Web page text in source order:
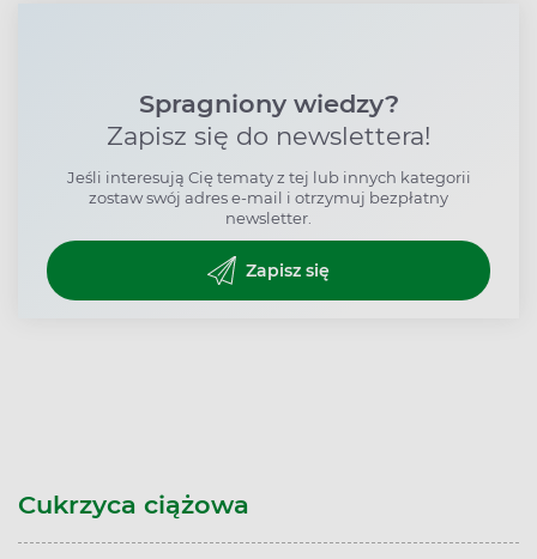
Spragniony wiedzy?
Zapisz się do newslettera!
Jeśli interesują Cię tematy z tej lub innych kategorii
zostaw swój adres e-mail i otrzymuj bezpłatny
newsletter.
Zapisz się
Cukrzyca ciążowa